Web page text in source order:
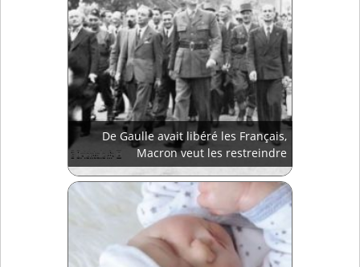
De Gaulle avait libéré les Français,
Macron veut les restreindre